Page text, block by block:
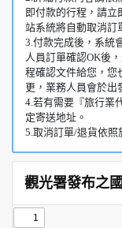
即付款的行程，請
站系統將自動取消訂
3.付款完成後，系統
人員訂單確認OK後
程確認文件給您，您
更，業務人員會於出
4.若有需要『旅行業
定寄送地址。
5.取消訂單/退貨依照
觀光署發布之